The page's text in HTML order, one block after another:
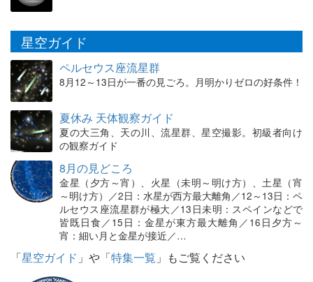
星空ガイド
ペルセウス座流星群
8月12～13日が一番の見ごろ。月明かりゼロの好条件！
夏休み 天体観察ガイド
夏の大三角、天の川、流星群、星空撮影。初級者向け
の観察ガイド
8月の見どころ
金星（夕方～宵）、火星（未明～明け方）、土星（宵
～明け方）／2日：水星が西方最大離角／12～13日：ペ
ルセウス座流星群が極大／13日未明：スペインなどで
皆既日食／15日：金星が東方最大離角／16日夕方～
宵：細い月と金星が接近／…
「星空ガイド 」や「特集一覧 」もご覧ください